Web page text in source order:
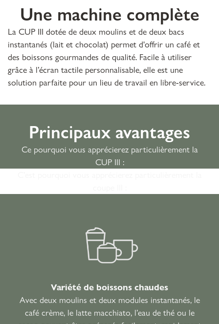
Une machine complète
La CUP III dotée de deux moulins et de deux bacs
instantanés (lait et chocolat) permet d'offrir un café et
des boissons gourmandes de qualité. Facile à utiliser
grâce à l’écran tactile personnalisable, elle est une
solution parfaite pour un lieu de travail en libre-service.
Principaux avantages
Ce pourquoi vous apprécierez particulièrement la
CUP III :
Variété de boissons chaudes
Avec deux moulins et deux modules instantanés, le
café crème, le latte macchiato, l’eau de thé ou le